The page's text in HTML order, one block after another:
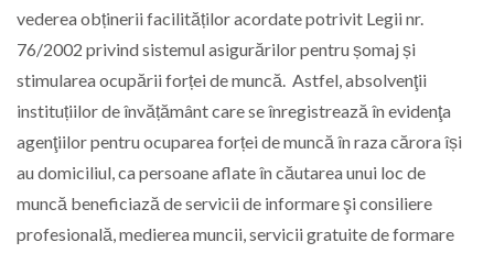
vederea obținerii facilităților acordate potrivit Legii nr.
76/2002 privind sistemul asigurărilor pentru șomaj și
stimularea ocupării forței de muncă. Astfel, absolvenţii
instituțiilor de învățământ care se înregistrează în evidenţa
agenţiilor pentru ocuparea forței de muncă în raza cărora își
au domiciliul, ca persoane aflate în căutarea unui loc de
muncă beneficiază de servicii de informare şi consiliere
profesională, medierea muncii, servicii gratuite de formare